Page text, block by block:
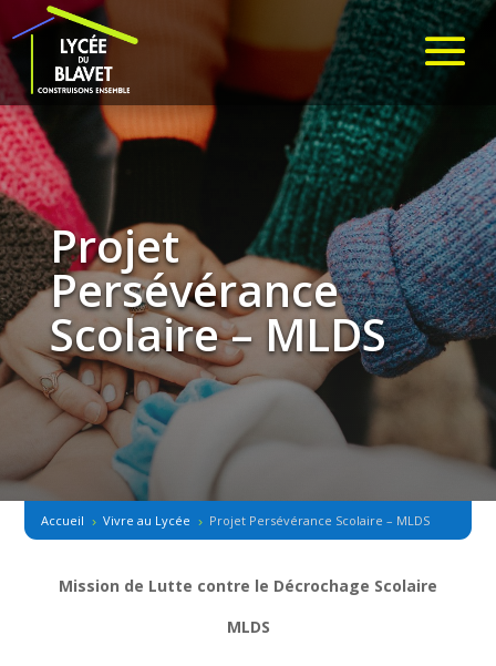
Projet
Persévérance
Scolaire – MLDS
Accueil 5 Vivre au Lycée 5 Projet Persévérance Scolaire – MLDS
Mission de Lutte contre le Décrochage Scolaire
MLDS